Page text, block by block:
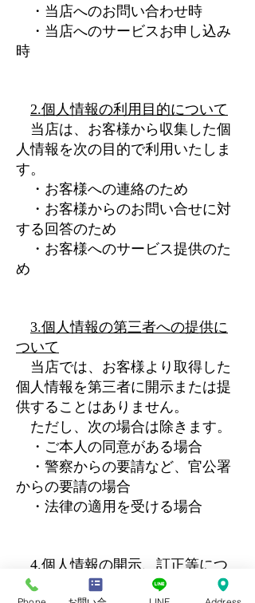
・当店へのお問い合わせ時
・当店へのサービスお申し込み
時
2.個人情報の利用目的について
当店は、お客様から収集した個
人情報を次の目的で利用いたしま
す。
・お客様への連絡のため
・お客様からのお問い合せに対
する回答のため
・お客様へのサービス提供のた
め
3.個人情報の第三者への提供に
ついて
当店では、お客様より取得した
個人情報を第三者に開示または提
供することはありません。
ただし、次の場合は除きます。
・ご本人の同意がある場合
・警察からの要請など、官公署
からの要請の場合
・法律の適用を受ける場合
4.個人情報の開示、訂正等につ
いて